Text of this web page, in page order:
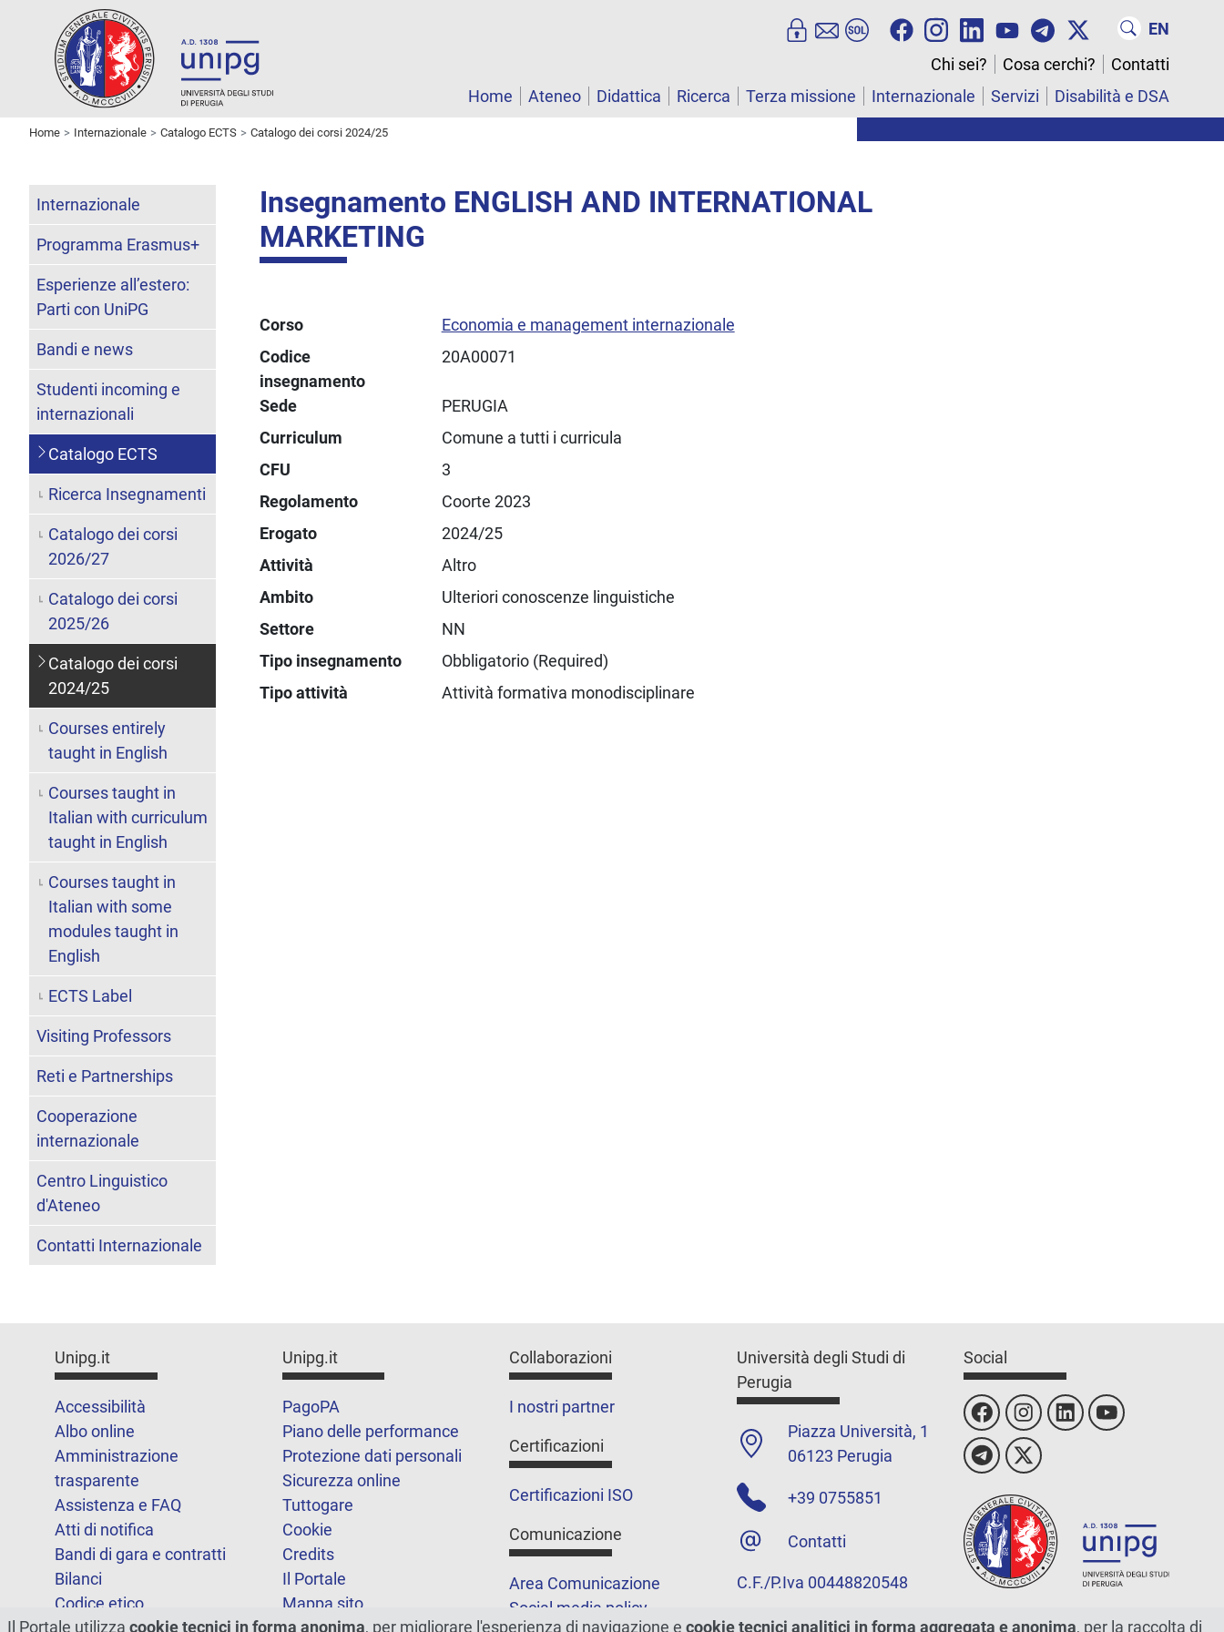
EN
Chi sei?
Cosa cerchi?
Contatti
Home
Ateneo Didattica Ricerca Terza missione Internazionale Servizi Disabilità e DSA
Home Internazionale Catalogo ECTS Catalogo dei corsi 2024/25
Insegnamento ENGLISH AND INTERNATIONAL
MARKETING
Corso
Economia e management internazionale
Codice
insegnamento
20A00071
Sede
PERUGIA
Curriculum
Comune a tutti i curricula
CFU
3
Regolamento
Coorte 2023
Erogato
2024/25
Attività
Altro
Ambito
Ulteriori conoscenze linguistiche
Settore
NN
Tipo insegnamento
Obbligatorio (Required)
Tipo attività
Attività formativa monodisciplinare
Internazionale
Programma Erasmus+
Esperienze all’estero:
Parti con UniPG
Bandi e news
Studenti incoming e
internazionali
Catalogo ECTS
Ricerca Insegnamenti
Catalogo dei corsi
2026/27
Catalogo dei corsi
2025/26
Catalogo dei corsi
2024/25
Courses entirely
taught in English
Courses taught in
Italian with curriculum
taught in English
Courses taught in
Italian with some
modules taught in
English
ECTS Label
Visiting Professors
Reti e Partnerships
Cooperazione
internazionale
Centro Linguistico
d'Ateneo
Contatti Internazionale
Unipg.it
Accessibilità
Albo online
Amministrazione
trasparente
Assistenza e FAQ
Atti di notifica
Bandi di gara e contratti
Bilanci
Codice etico
FOIA
Unipg.it
PagoPA
Piano delle performance
Protezione dati personali
Sicurezza online
Tuttogare
Cookie
Credits
Il Portale
Mappa sito
Statistiche
Collaborazioni
I nostri partner
Certificazioni
Certificazioni ISO
Comunicazione
Area Comunicazione
Social media policy
Università degli Studi di
Perugia
Piazza Università, 1
06123 Perugia
+39 0755851
Contatti
C.F./P.Iva 00448820548
Social
Il Portale utilizza cookie tecnici in forma anonima, per migliorare l'esperienza di navigazione e cookie tecnici analitici in forma aggregata e anonima, per la raccolta di